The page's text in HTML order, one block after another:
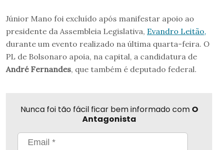
Júnior Mano foi excluído após manifestar apoio ao
presidente da Assembleia Legislativa, Evandro Leitão,
durante um evento realizado na última quarta-feira. O
PL de Bolsonaro apoia, na capital, a candidatura de
André Fernandes, que também é deputado federal.
Nunca foi tão fácil ficar bem informado com O
Antagonista